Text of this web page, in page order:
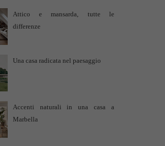
Attico e mansarda, tutte le
differenze
Una casa radicata nel paesaggio
Accenti naturali in una casa a
Marbella